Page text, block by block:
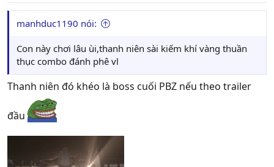
manhduc1190 nói:
Con này chơi lâu ùi,thanh niên sài kiếm khí vàng thuần
thục combo đánh phê vl
Thanh niên đó khéo là boss cuối PBZ nếu theo trailer
đầu